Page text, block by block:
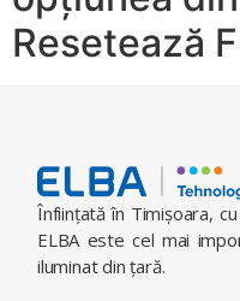
Resetează
Înfiinţată în Timişoara,
ELBA este cel mai
iluminat din ţară.